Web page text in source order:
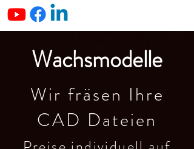
Wachsmodelle
Wir fräsen Ihre
CAD Dateien